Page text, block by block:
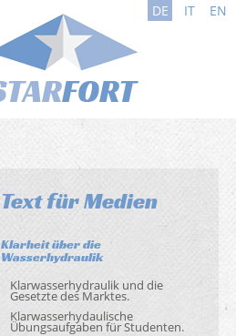
DE IT EN
Text für Medien
Klarheit über die
Wasserhydraulik
Klarwasserhydraulik und die
Gesetzte des Marktes.
Klarwasserhydaulische
Übungsaufgaben für Studenten.